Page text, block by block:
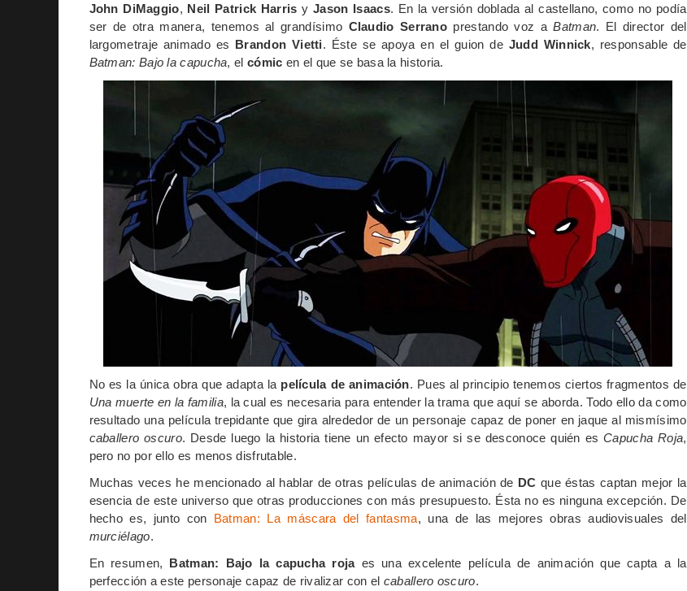
John DiMaggio, Neil Patrick Harris y Jason Isaacs. En la versión doblada al castellano, como no podía
ser de otra manera, tenemos al grandísimo Claudio Serrano prestando voz aBatman. El director del
largometraje animado es Brandon Vietti. Éste se apoya en el guion de Judd Winnick, responsable de
Batman: Bajo la capucha, el cómic en el que se basa la historia.
No es la única obra que adapta la película de animación. Pues al principio tenemos ciertos fragmentos de
Una muerte en la familia, la cual es necesaria para entender la trama que aquí se aborda. Todo ello da como
resultado una película trepidante que gira alrededor de un personaje capaz de poner en jaque al mismísimo
caballero oscuro. Desde luego la historia tiene un efecto mayor si se desconoce quién esCapucha Roja,
pero no por ello es menos disfrutable.
Muchas veces he mencionado al hablar de otras películas de animación de DC que éstas captan mejor la
esencia de este universo que otras producciones con más presupuesto. Ésta no es ninguna excepción. De
hecho es, junto con Batman: La máscara del fantasma, una de las mejores obras audiovisuales del
murciélago.
En resumen, Batman: Bajo la capucha rojaes una excelente película de animación que capta a la
perfección a este personaje capaz de rivalizar con el caballero oscuro.